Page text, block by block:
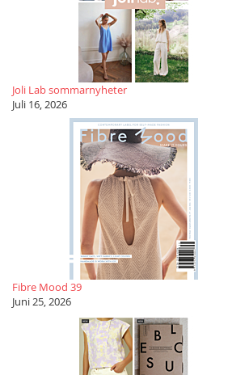
Joli Lab sommarnyheter
Juli 16, 2026
Fibre Mood 39
Juni 25, 2026